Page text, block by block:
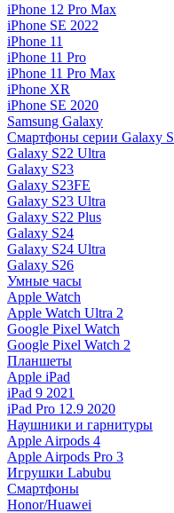
iPhone 12 Pro Max
iPhone SE 2022
iPhone 11
iPhone 11 Pro
iPhone 11 Pro Max
iPhone XR
iPhone SE 2020
Samsung Galaxy
Смартфоны серии Galaxy S
Galaxy S22 Ultra
Galaxy S23
Galaxy S23FE
Galaxy S23 Ultra
Galaxy S22 Plus
Galaxy S24
Galaxy S24 Ultra
Galaxy S26
Умные часы
Apple Watch
Apple Watch Ultra 2
Google Pixel Watch
Google Pixel Watch 2
Планшеты
Apple iPad
iPad 9 2021
iPad Pro 12.9 2020
Наушники и гарнитуры
Apple Airpods 4
Apple Airpods Pro 3
Игрушки Labubu
Смартфоны
Honor/Huawei